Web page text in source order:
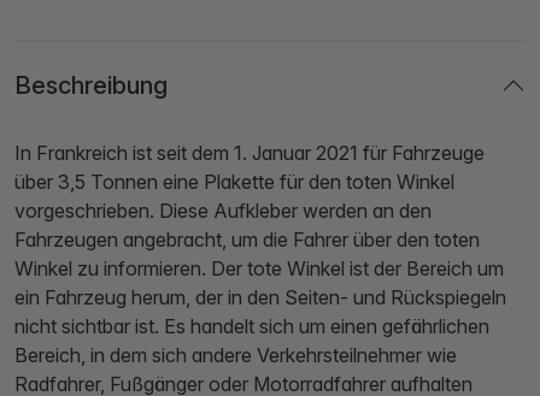
Beschreibung
In Frankreich ist seit dem 1. Januar 2021 für Fahrzeuge
über 3,5 Tonnen eine Plakette für den toten Winkel
vorgeschrieben. Diese Aufkleber werden an den
Fahrzeugen angebracht, um die Fahrer über den toten
Winkel zu informieren. Der tote Winkel ist der Bereich um
ein Fahrzeug herum, der in den Seiten- und Rückspiegeln
nicht sichtbar ist. Es handelt sich um einen gefährlichen
Bereich, in dem sich andere Verkehrsteilnehmer wie
Radfahrer, Fußgänger oder Motorradfahrer aufhalten